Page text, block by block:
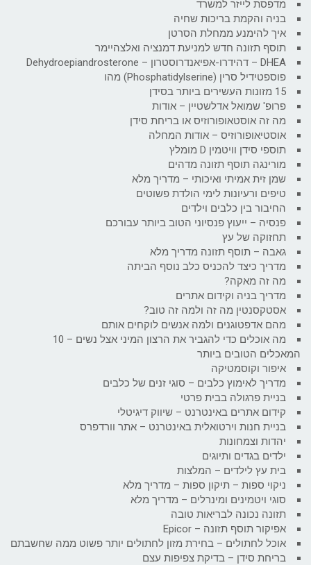
מדפסת לייזר למשרד
בניה והקמת בריכות שחיה
איך להימנע ממחלת הסרטן
תוסף תזונה חדש למניעת דמנציה ואלצהיימר
DHEA – דהידרו-אפיאנדרוסטרון – Dehydroepiandrosterone
פוספטידיל סרין (Phosphatidylserine) מהו
15 מזונות העשירים ביותר בסידן
פרופ' שמואל אדלשטיין – אודות
מה זה אוסטאופורוזיס או בריחת סידן
אוסטיאופורוזיס – אודות המחלה
תוספי סידן וויטמין D מומלץ
מורינגה תוסף תזונה מדהים
שמן זית אמיתי ואיכותי – מדריך מלא
טיפים ורעיונות לימי הולדת פשוטים
החיבור בין כלבים וילדים
פנסיה – ייעוץ פנסיוני הטוב ביותר עבורכם
תחזוקה של עץ
גאבה – תוסף תזונה מדריך מלא
מדריך כיצד להכניס כלב נוסף הביתה
מה זה מאקה?
מדריך בניה וקידום אתרים
אסטקסנטין מה זה ולמה זה טוב?
מהם אדפטוגנים ולמה אנשים לוקחים אותם
מה אוכלים כדי להגביר את הרצון המיני אצל נשים – 10
המאכלים הטובים ביותר
איפור וקוסמטיקה
מדריך לאימוץ כלבים – סוגי זנים של כלבים
בניית פרגולה בבית פרטי
קידום אתרים באינטרנט – שיווק דיגיטלי
בניית חנות וירטואלית באינטרנט – אתר וורדפרס
יהדות וצמחונות
ילדים בגדים ותיוגים
בית עץ לילדים – המלצות
ניקוי ספות – תיקון ספות – מדריך מלא
סוגי ויטמינים ומינרלים – מדריך מלא
תזונה נכונה לבריאות טובה
אפיקור תוסף תזונה – Epicor
אוכל לחתולים – בחירת מזון לחתולים יותר פשוט ממה שחשבתם
בריחת סידן – בדיקת צפיפות עצם